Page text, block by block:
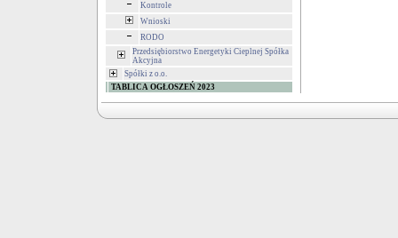
Kontrole
Wnioski
RODO
Przedsiębiorstwo Energetyki Cieplnej Spółka
Akcyjna
Spółki z o.o.
TABLICA OGŁOSZEŃ 2023